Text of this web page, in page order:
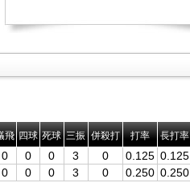
飛 四球 死球 三振 併殺打 打率 長打率
0 0 0 3 0 0.125 0.125
0 0 0 3 0 0.250 0.250